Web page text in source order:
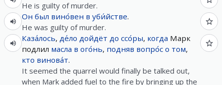
He is guilty of murder.
Он был вино́вен в уби́йстве.
He was guilty of murder.
Каза́лось, де́ло дойдёт до ссо́ры, когда Марк
подлил масла в ого́нь, подняв вопро́с о том,
кто винова́т.
It seemed the quarrel would finally be talked out,
when Mark added fuel to the fire by bringing up the